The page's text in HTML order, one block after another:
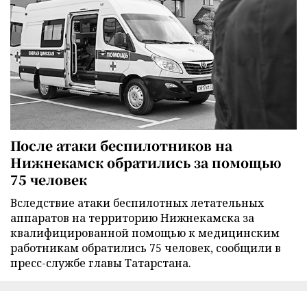
После атаки беспилотников на
Нижнекамск обратились за помощью
75 человек
Вследствие атаки беспилотных летательных
аппаратов на территорию Нижнекамска за
квалифицированной помощью к медицинским
работникам обратились 75 человек, сообщили в
пресс-службе главы Татарстана.